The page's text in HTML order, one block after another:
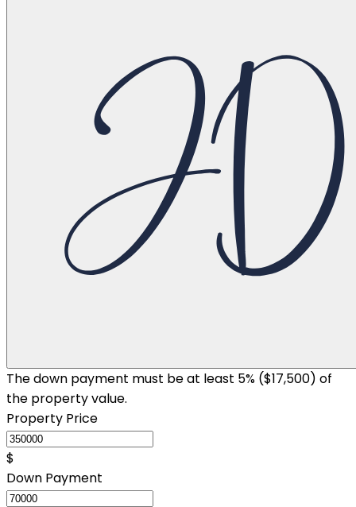
The down payment must be at least 5% ($17,500) of
the property value.
Property Price
$
Down Payment